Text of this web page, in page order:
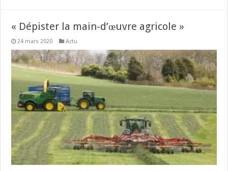
« Dépister la main-d’œuvre agricole »
24 mars 2020 Actu